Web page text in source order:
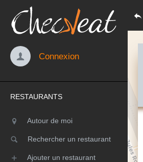
Connexion
RESTAURANTS
Autour de moi
Rechercher un restaurant
Ajouter un restaurant